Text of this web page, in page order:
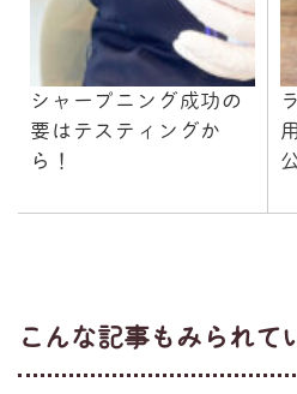
シャープニング成功の
要はテスティングか
ら！
こんな記事もみられて